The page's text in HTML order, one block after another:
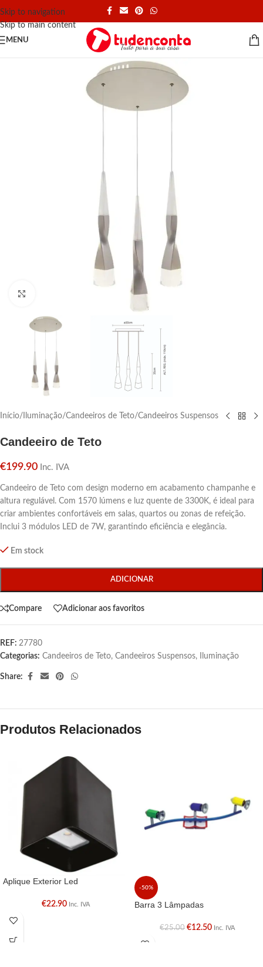
Skip to navigation
Skip to main content
MENU
Início/ Iluminação/Candeeiros de Teto/Candeeiros Suspensos
Candeeiro de Teto
€199.90 Inc. IVA
Candeeiro de Teto com design moderno em acabamento champanhe e
altura regulável. Com 1570 lúmens e luz quente de 3300K, é ideal para
criar ambientes confortáveis em salas, quartos ou zonas de refeição.
Inclui 3 módulos LED de 7W, garantindo eficiência e elegância.
Em stock
ADICIONAR
Compare Adicionar aos favoritos
REF: 27780
Categorias: Candeeiros de Teto, Candeeiros Suspensos, Iluminação
Share:
Produtos Relacionados
Aplique Exterior Led
€22.90 Inc. IVA
-50%
Barra 3 Lâmpadas
€25.00 €12.50 Inc. IVA